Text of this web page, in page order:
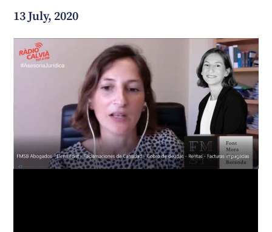
13 July, 2020